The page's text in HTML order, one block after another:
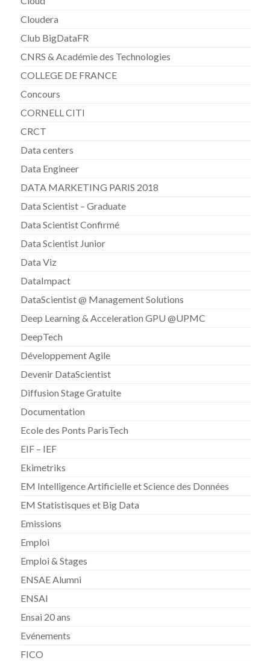
Cloudera
Club BigDataFR
CNRS & Académie des Technologies
COLLEGE DE FRANCE
Concours
CORNELL CITI
CRCT
Data centers
Data Engineer
DATA MARKETING PARIS 2018
Data Scientist – Graduate
Data Scientist Confirmé
Data Scientist Junior
Data Viz
DataImpact
DataScientist @ Management Solutions
Deep Learning & Acceleration GPU @UPMC
DeepTech
Développement Agile
Devenir DataScientist
Diffusion Stage Gratuite
Documentation
Ecole des Ponts ParisTech
EIF – IEF
Ekimetriks
EM Intelligence Artificielle et Science des Données
EM Statistisques et Big Data
Emissions
Emploi
Emploi & Stages
ENSAE Alumni
ENSAI
Ensai 20 ans
Evénements
FICO